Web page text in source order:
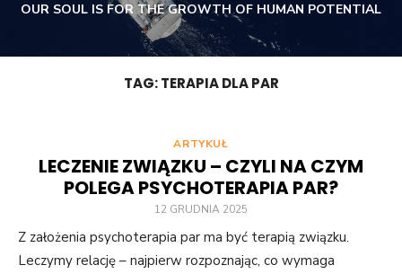
OUR SOUL IS FOR THE GROWTH OF HUMAN POTENTIAL
TAG:TERAPIA DLA PAR
ARTYKUŁ
LECZENIE ZWIĄZKU – CZYLI NA CZYM
POLEGA PSYCHOTERAPIA PAR?
12 GRUDNIA 2025
Z założenia psychoterapia par ma być terapią związku.
Leczymy relację – najpierw rozpoznając, co wymaga